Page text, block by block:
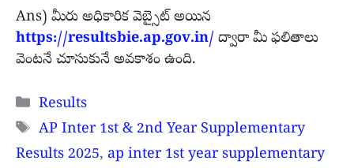
Ans) మీరు అధికారిక వెబ్సైట్ అయిన
https://resultsbie.ap.gov.in/ ద్వారా మీ ఫలితాలు
వెంటనే చూసుకునే అవకాశం ఉంది.
Categories
Results
Tags
AP Inter 1st & 2nd Year Supplementary
Results 2025, ap inter 1st year supplementary